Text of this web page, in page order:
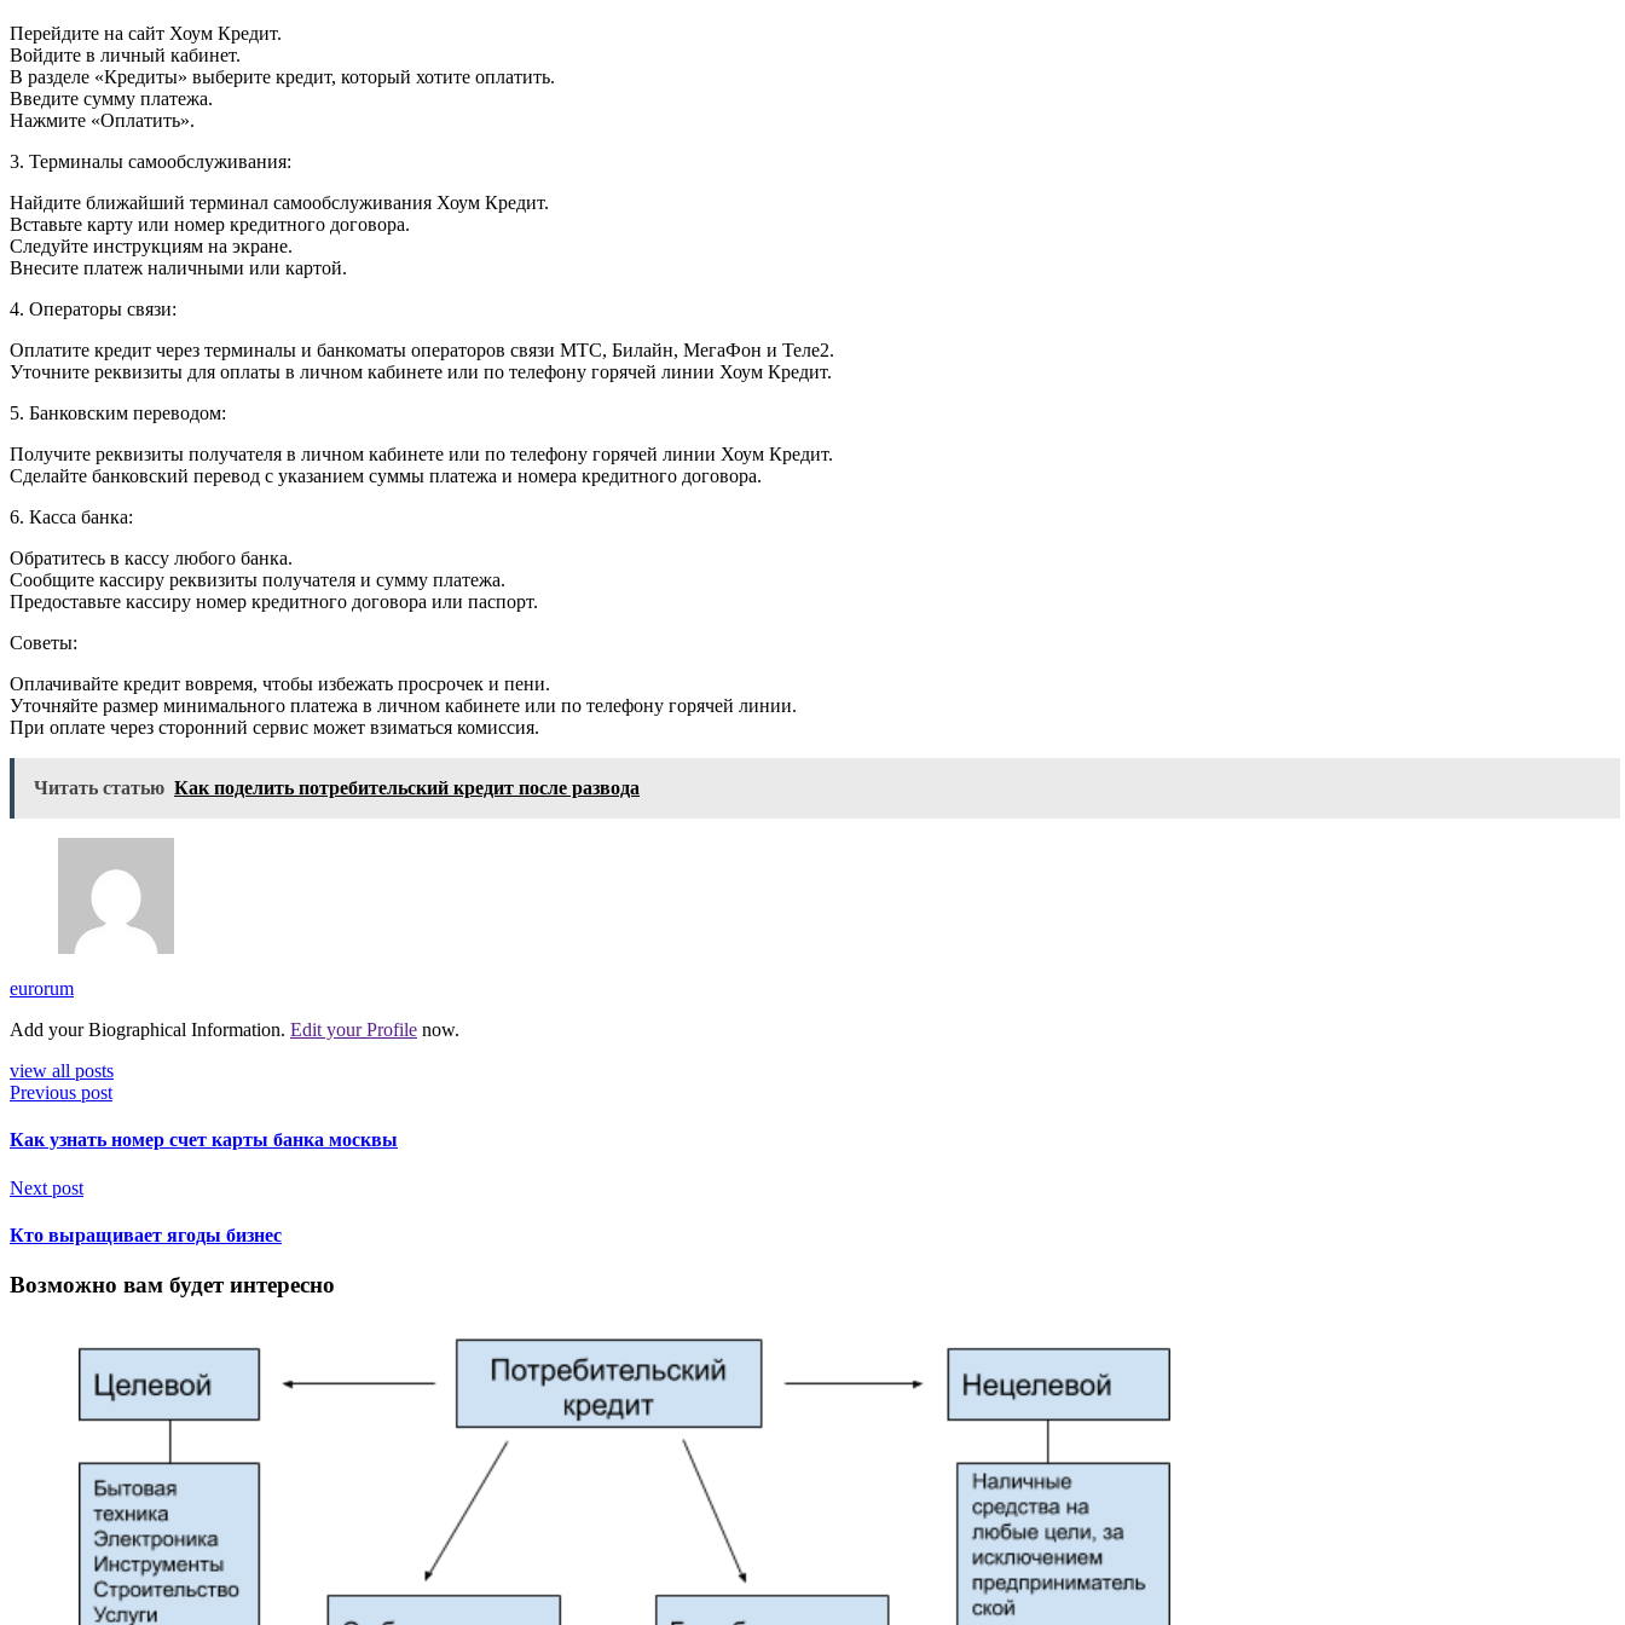
Перейдите на сайт Хоум Кредит.
Войдите в личный кабинет.
В разделе «Кредиты» выберите кредит, который хотите оплатить.
Введите сумму платежа.
Нажмите «Оплатить».
3. Терминалы самообслуживания:
Найдите ближайший терминал самообслуживания Хоум Кредит.
Вставьте карту или номер кредитного договора.
Следуйте инструкциям на экране.
Внесите платеж наличными или картой.
4. Операторы связи:
Оплатите кредит через терминалы и банкоматы операторов связи МТС, Билайн, МегаФон и Теле2.
Уточните реквизиты для оплаты в личном кабинете или по телефону горячей линии Хоум Кредит.
5. Банковским переводом:
Получите реквизиты получателя в личном кабинете или по телефону горячей линии Хоум Кредит.
Сделайте банковский перевод с указанием суммы платежа и номера кредитного договора.
6. Касса банка:
Обратитесь в кассу любого банка.
Сообщите кассиру реквизиты получателя и сумму платежа.
Предоставьте кассиру номер кредитного договора или паспорт.
Советы:
Оплачивайте кредит вовремя, чтобы избежать просрочек и пени.
Уточняйте размер минимального платежа в личном кабинете или по телефону горячей линии.
При оплате через сторонний сервис может взиматься комиссия.
Читать статью Как поделить потребительский кредит после развода
eurorum
Add your Biographical Information. Edit your Profile now.
view all posts
Previous post
Как узнать номер счет карты банка москвы
Next post
Кто выращивает ягоды бизнес
Возможно вам будет интересно